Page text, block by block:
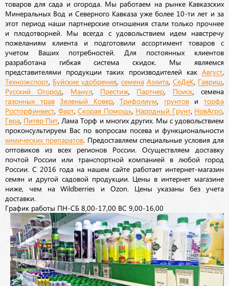
товаров для сада и огорода. Мы работаем на рынке Кавказских
Минеральных Вод и Северного Кавказа уже более 10-ти лет и за
этот период наши партнерские отношения стали только прочнее
и плодотворней. Мы всегда с удовольствием идем навстречу
пожеланиям клиента и подготовили ассортимент товаров с
учетом Ваших потребностей. Для постоянных клиентов
разработана гибкая система скидок. Мы являемся
представителями продукции таких производителей как Август
Техноэкспорт Буйские удобрения семена Аэлита, СеДеК Гавриш
Русский Огород Манул, Престиж Партнер Поиск, семена
газонных трав Зеленый Ковер,Трифолиум грунтовиторфа
Росторфинвест Фарт, Скорая Помощь Народный Грунт, НовАгро
Гера Питер Пит , Лама Торф и многих других. Мы с удовольствием
проконсультируем Вас по вопросам посева и функциональности
химических препаратов. Предоставляем специальные условия для
оптовиков из всех регионов России. Осуществляем доставку
почтой России или транспортной компанией в любой город
России. С 2016 года на нашем сайте работает интернет-магазин
семян и другой садовой продукции. Цены в интернет магазине
ниже, чем на Wildberries и Ozon. Цены указаны без учета
доставки.
График работы ПН-СБ 8,00-17,00 ВС 9,00-16,00